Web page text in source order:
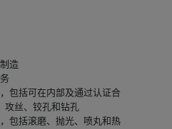
造
包括可在内部及通过认证合
攻丝、铰孔和钻孔
包括滚磨、抛光、喷丸和热